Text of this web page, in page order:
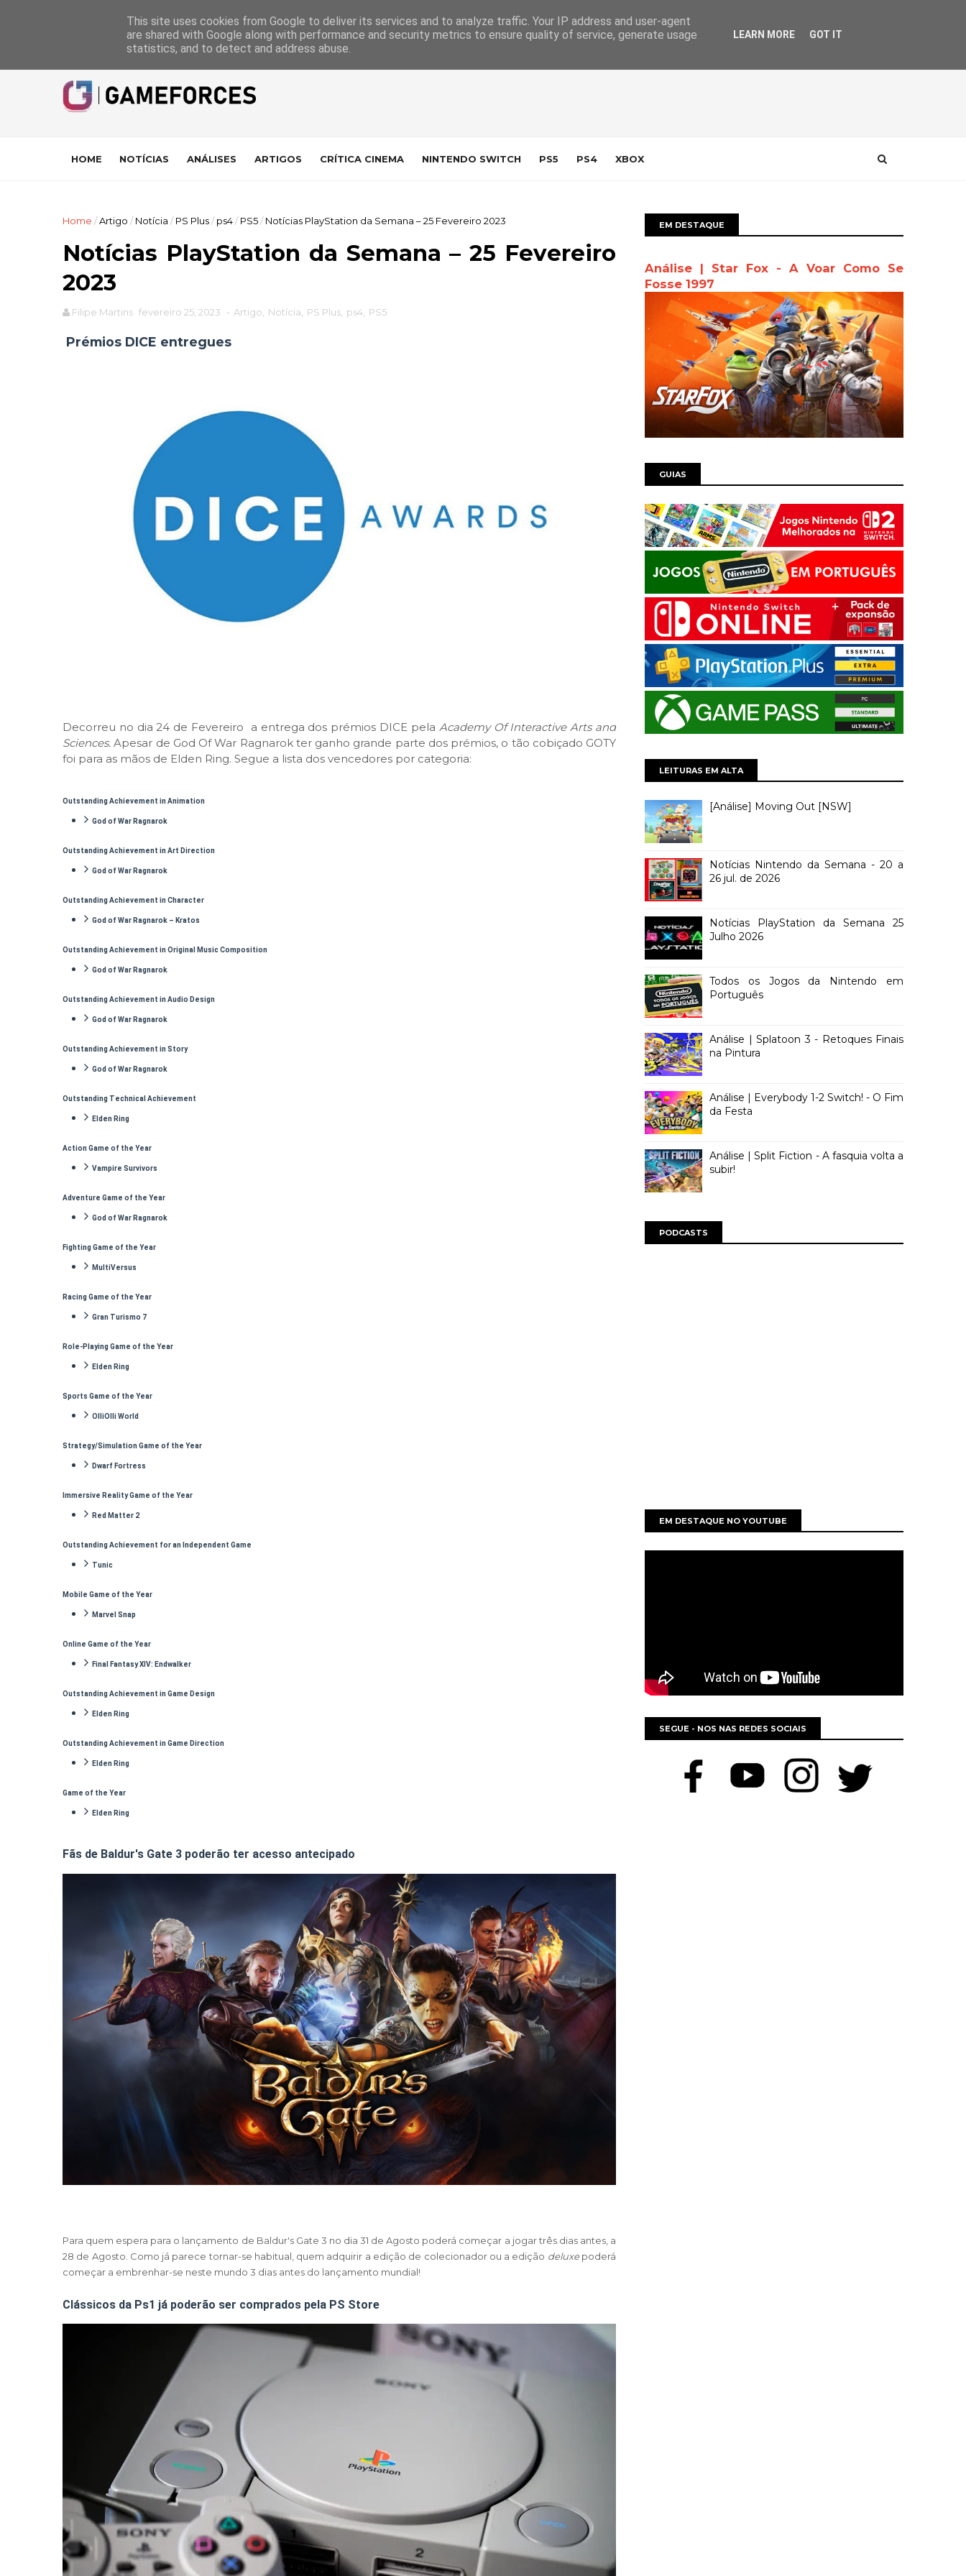
A equipa Pontuações das Análises Suporte da Indústria Contacto
HOME NOTÍCIAS ANÁLISES ARTIGOS CRÍTICA CINEMA NINTENDO SWITCH PS5 PS4 XBOX
Home /Artigo / Notícia / PS Plus/ ps4/ PS5/ Notícias PlayStation da Semana – 25 Fevereiro 2023
Notícias PlayStation da Semana – 25 Fevereiro
2023
Filipe Martins fevereiro 25, 2023 - Artigo Notícia PS Plus ps4 PS5
Prémios DICE entregues
Decorreu no dia 24 de Fevereiro a entrega dos prémios DICE pela Academy Of Interactive Arts and
Sciences.Apesar de God Of War Ragnarok ter ganho grande parte dos prémios, o tão cobiçado GOTY
foi para as mãos de Elden Ring. Segue a lista dos vencedores por categoria:
Outstanding Achievement in Animation
God of War Ragnarok
Outstanding Achievement in Art Direction
God of War Ragnarok
Outstanding Achievement in Character
God of War Ragnarok – Kratos
Outstanding Achievement in Original Music Composition
God of War Ragnarok
Outstanding Achievement in Audio Design
God ofWar Ragnarok
Outstanding Achievement in Story
God of War Ragnarok
Outstanding Technical Achievement
Elden Ring
Action Game of the Year
Vampire Survivors
Adventure Game of the Year
God of War Ragnarok
Fighting Game of the Year
MultiVersus
Racing Game of the Year
Gran Turismo 7
Role-Playing Game of the Year
Elden Ring
Sports Game of the Year
OlliOlli World
Strategy/Simulation Game of the Year
Dwarf Fortress
Immersive Reality Game of the Year
Red Matter 2
Outstanding Achievement for an Independent Game
Tunic
Mobile Game of the Year
Marvel Snap
Online Game of the Year
Final Fantasy XIV: Endwalker
Outstanding Achievement in Game Design
Elden Ring
Outstanding Achievement in Game Direction
Elden Ring
Game of the Year
Elden Ring
Fãs de Baldur's Gate 3 poderão ter acesso antecipado
Para quem espera para o lançamento de Baldur's Gate 3 no dia 31 de Agosto poderá começar a jogar três dias antes, a
28 de Agosto. Como já parece tornar-se habitual, quem adquirir a edição de colecionador ou a edição deluxepoderá
começar a embrenhar-se neste mundo 3 dias antes do lançamento mundial!
Clássicos da Ps1 já poderão ser comprados pela PS Store
EM DESTAQUE
Análise | Star Fox - A Voar Como Se
Fosse 1997
GUIAS
LEITURAS EM ALTA
[Análise] Moving Out [NSW]
Notícias Nintendo da Semana - 20 a
26 jul. de 2026
Notícias PlayStation da Semana 25
Julho 2026
Todos os Jogos da Nintendo em
Português
Análise | Splatoon 3 - Retoques Finais
na Pintura
Análise | Everybody 1-2 Switch! - O Fim
da Festa
Análise | Split Fiction - A fasquia volta a
subir!
PODCASTS
EM DESTAQUE NO YOUTUBE
SEGUE - NOS NAS REDES SOCIAIS
This site uses cookies from Google to deliver its services and to analyze traffic. Your IP address and user-agent
are shared with Google along with performance and security metrics to ensure quality of service, generate usage
statistics, and to detect and address abuse.
LEARN MORE GOT IT